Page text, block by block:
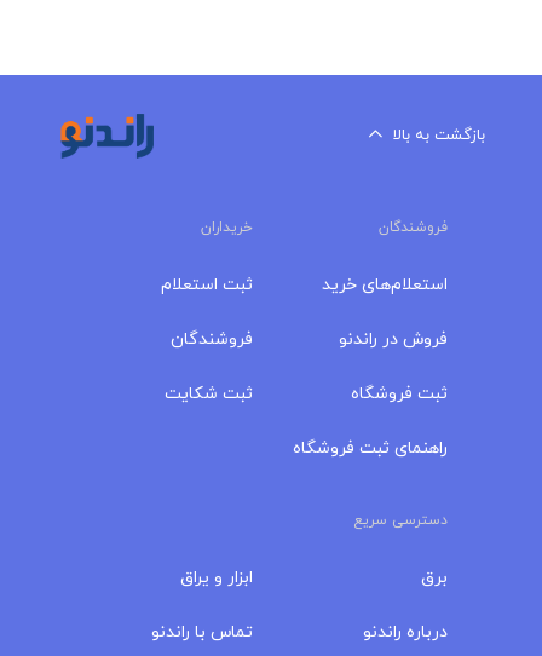
بازگشت به بالا
فروشندگان خریداران
استعلام‌های خرید
فروش در راندنو
ثبت فروشگاه
راهنمای ثبت فروشگاه
ثبت استعلام
فروشندگان
ثبت شکایت
دسترسی سریع
برق
درباره‌ راندنو
ابزار و یراق
تماس با راندنو